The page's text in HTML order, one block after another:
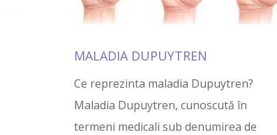
MALADIA DUPUYTREN
Ce reprezinta maladia Dupuytren?
Maladia Dupuytren, cunoscută în
termeni medicali sub denumirea de